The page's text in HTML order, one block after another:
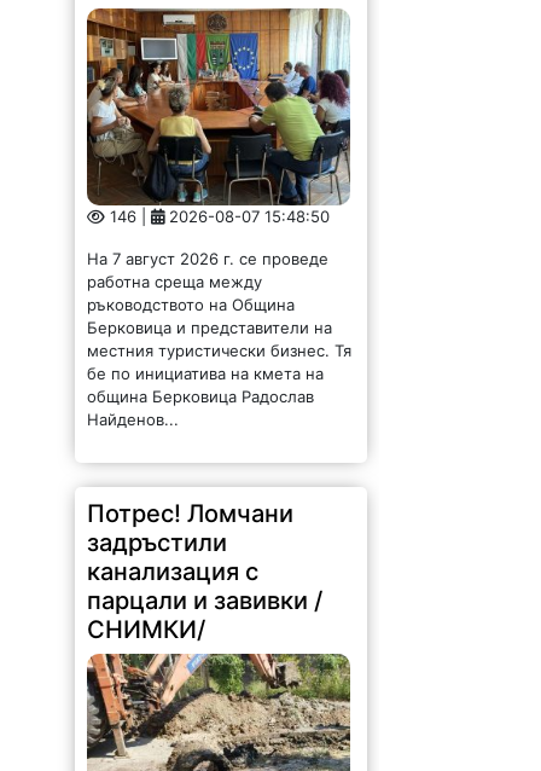
146 | 2026-08-07 15:48:50
На 7 август 2026 г. се проведе
работна среща между
ръководството на Община
Берковица и представители на
местния туристически бизнес. Тя
бе по инициатива на кмета на
община Берковица Радослав
Найденов...
Потрес! Ломчани
задръстили
канализация с
парцали и завивки /
СНИМКИ/